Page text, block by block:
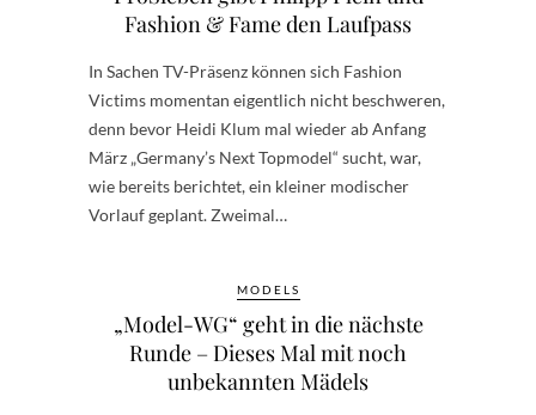
Fashion & Fame den Laufpass
In Sachen TV-Präsenz können sich Fashion
Victims momentan eigentlich nicht beschweren,
denn bevor Heidi Klum mal wieder ab Anfang
März „Germany’s Next Topmodel“ sucht, war,
wie bereits berichtet, ein kleiner modischer
Vorlauf geplant. Zweimal…
MODELS
„Model-WG“ geht in die nächste
Runde – Dieses Mal mit noch
unbekannten Mädels